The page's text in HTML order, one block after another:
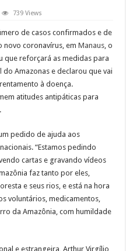
739 Views
de casos confirmados e de
novo coronavírus, emManaus, o
que reforçará as medidas para
Amazonas e declarou que vai
à doença.
atitudes antipáticas para
pedido de ajuda aos
“Estamos pedindo
cartas e gravando vídeos
faz tanto por eles,
e seus rios, e está na hora
voluntários, medicamentos,
da Amazônia, com humildade
e estrangeira, Arthur Virgílio